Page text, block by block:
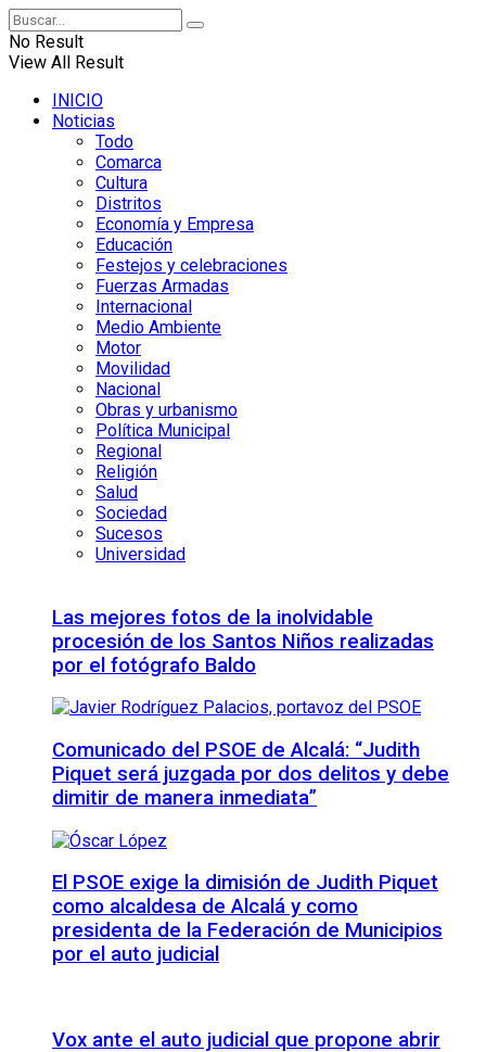
No Result
View All Result
INICIO
Noticias
Todo
Comarca
Cultura
Distritos
Economía y Empresa
Educación
Festejos y celebraciones
Fuerzas Armadas
Internacional
Medio Ambiente
Motor
Movilidad
Nacional
Obras y urbanismo
Política Municipal
Regional
Religión
Salud
Sociedad
Sucesos
Universidad
Las mejores fotos de la inolvidable
procesión de los Santos Niños realizadas
por el fotógrafo Baldo
Comunicado del PSOE de Alcalá: “Judith
Piquet será juzgada por dos delitos y debe
dimitir de manera inmediata”
El PSOE exige la dimisión de Judith Piquet
como alcaldesa de Alcalá y como
presidenta de la Federación de Municipios
por el auto judicial
Vox ante el auto judicial que propone abrir